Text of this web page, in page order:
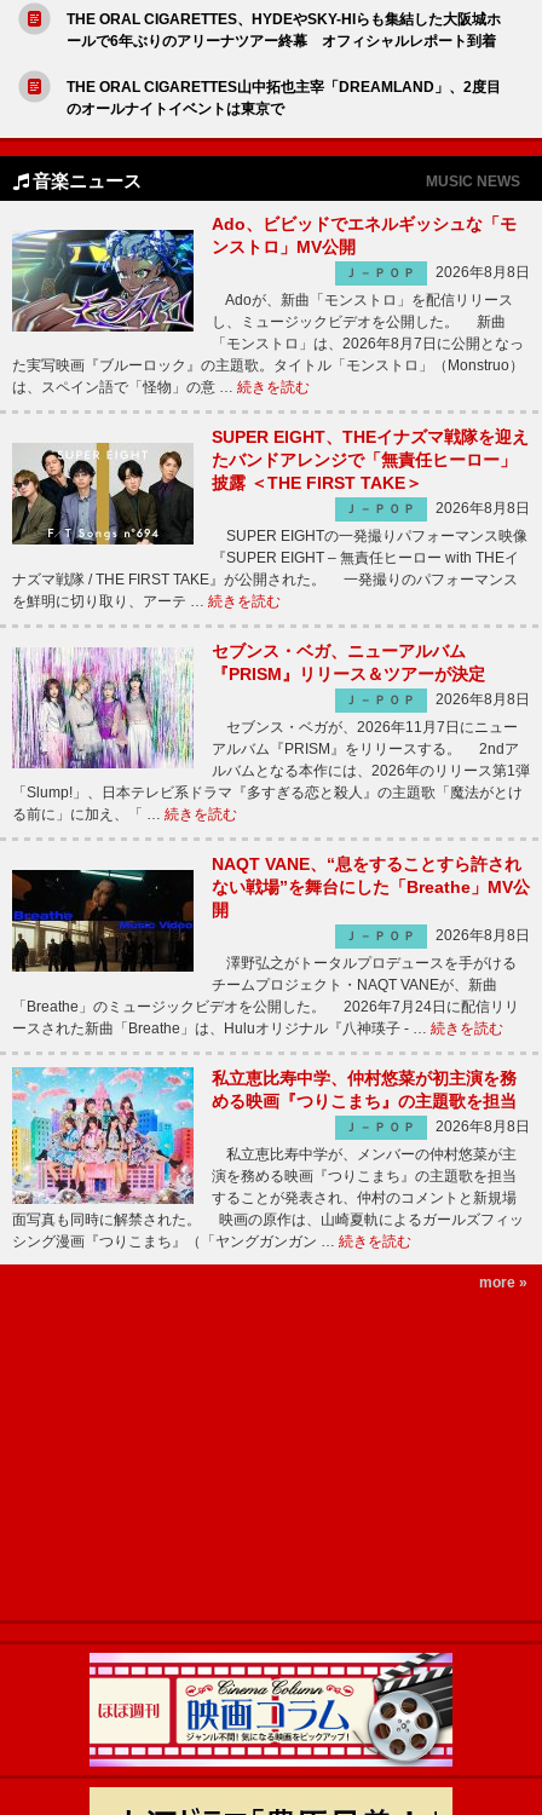
THE ORAL CIGARETTES、HYDEやSKY-HIらも集結した大阪城ホ
ールで6年ぶりのアリーナツアー終幕 オフィシャルレポート到着
THE ORAL CIGARETTES山中拓也主宰「DREAMLAND」、2度目
のオールナイトイベントは東京で
音楽ニュース MUSIC NEWS
Ado、ビビッドでエネルギッシュな「モ
ンストロ」MV公開
Ｊ－ＰＯＰ
2026年8月8日
Adoが、新曲「モンストロ」を配信リリース
し、ミュージックビデオを公開した。 新曲
「モンストロ」は、2026年8月7日に公開となっ
た実写映画『ブルーロック』の主題歌。タイトル「モンストロ」（Monstruo）
は、スペイン語で「怪物」の意 … 続きを読む
SUPER EIGHT、THEイナズマ戦隊を迎え
たバンドアレンジで「無責任ヒーロー」
披露 ＜THE FIRST TAKE＞
Ｊ－ＰＯＰ
2026年8月8日
SUPER EIGHTの一発撮りパフォーマンス映像
『SUPER EIGHT – 無責任ヒーロー with THEイ
ナズマ戦隊 / THE FIRST TAKE』が公開された。 一発撮りのパフォーマンス
を鮮明に切り取り、アーテ … 続きを読む
セブンス・ベガ、ニューアルバム
『PRISM』リリース＆ツアーが決定
Ｊ－ＰＯＰ
2026年8月8日
セブンス・ベガが、2026年11月7日にニュー
アルバム『PRISM』をリリースする。 2ndア
ルバムとなる本作には、2026年のリリース第1弾
「Slump!」、日本テレビ系ドラマ『多すぎる恋と殺人』の主題歌「魔法がとけ
る前に」に加え、「 … 続きを読む
NAQT VANE、“息をすることすら許され
ない戦場”を舞台にした「Breathe」MV公
開
Ｊ－ＰＯＰ
2026年8月8日
澤野弘之がトータルプロデュースを手がける
チームプロジェクト・NAQT VANEが、新曲
「Breathe」のミュージックビデオを公開した。 2026年7月24日に配信リリ
ースされた新曲「Breathe」は、Huluオリジナル『八神瑛子 - … 続きを読む
私立恵比寿中学、仲村悠菜が初主演を務
める映画『つりこまち』の主題歌を担当
Ｊ－ＰＯＰ
2026年8月8日
私立恵比寿中学が、メンバーの仲村悠菜が主
演を務める映画『つりこまち』の主題歌を担当
することが発表され、仲村のコメントと新規場
面写真も同時に解禁された。 映画の原作は、山崎夏軌によるガールズフィッ
シング漫画『つりこまち』（「ヤングガンガン … 続きを読む
more »